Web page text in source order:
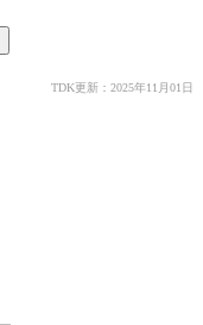
TDK更新：2025年11月01日